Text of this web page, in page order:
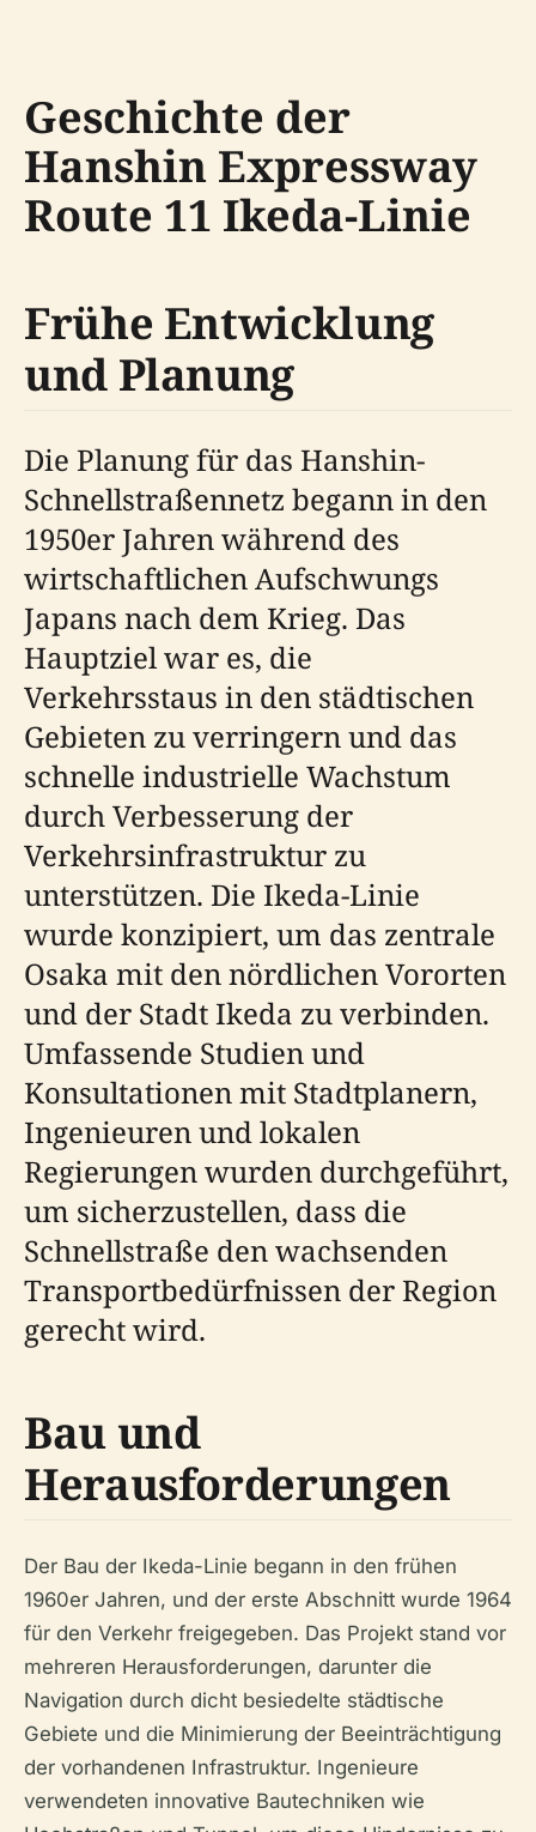
Geschichte der
Hanshin Expressway
Route 11 Ikeda-Linie
Frühe Entwicklung
und Planung
Die Planung für das Hanshin-
Schnellstraßennetz begann in den
1950er Jahren während des
wirtschaftlichen Aufschwungs
Japans nach dem Krieg. Das
Hauptziel war es, die
Verkehrsstaus in den städtischen
Gebieten zu verringern und das
schnelle industrielle Wachstum
durch Verbesserung der
Verkehrsinfrastruktur zu
unterstützen. Die Ikeda-Linie
wurde konzipiert, um das zentrale
Osaka mit den nördlichen Vororten
und der Stadt Ikeda zu verbinden.
Umfassende Studien und
Konsultationen mit Stadtplanern,
Ingenieuren und lokalen
Regierungen wurden durchgeführt,
um sicherzustellen, dass die
Schnellstraße den wachsenden
Transportbedürfnissen der Region
gerecht wird.
Bau und
Herausforderungen
Der Bau der Ikeda-Linie begann in den frühen
1960er Jahren, und der erste Abschnitt wurde 1964
für den Verkehr freigegeben. Das Projekt stand vor
mehreren Herausforderungen, darunter die
Navigation durch dicht besiedelte städtische
Gebiete und die Minimierung der Beeinträchtigung
der vorhandenen Infrastruktur. Ingenieure
verwendeten innovative Bautechniken wie